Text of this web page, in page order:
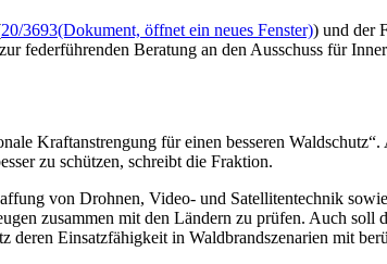
20/3693(Dokument, öffnet ein neues Fenster)) und der
federführenden Beratung an den Ausschuss für
Kraftanstrengung für einen besseren
zu schützen, schreibt die Fraktion.
von Drohnen, Video- und Satellitentechnik
zusammen mit den Ländern zu prüfen. Auch soll
Einsatzfähigkeit in Waldbrandszenarien mit